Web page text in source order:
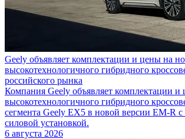
Geely объявляет комплектации и цены на
высокотехнологичного гибридного
российского рынка
Компания Geely объявляет комплектации и
высокотехнологичного гибридного
сегмента Geely EX5 в новой версии EM-R с
силовой установкой.
6 августа 2026